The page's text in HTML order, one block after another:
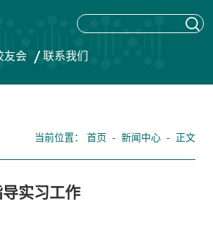
友会 联系我们
当前位置： 首页 - 新闻中心- 正文
实习工作